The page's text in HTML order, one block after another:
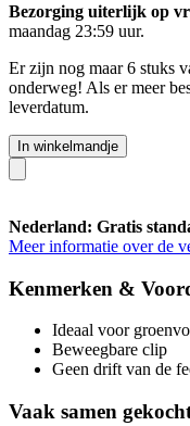
Bezorging uiterlijk op
maandag 23:59 uur.
Er zijn nog maar 6 stuks
onderweg! Als er meer
leverdatum.
In winkelmandje
Nederland: Gratis
Meer informatie over de
Kenmerken &
Ideaal voor
Beweegbare clip
Geen drift van de
Vaak samen